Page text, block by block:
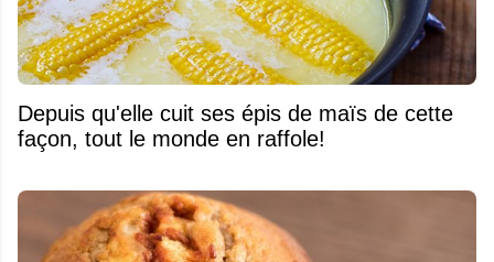
Depuis qu'elle cuit ses épis de maïs de cette
façon, tout le monde en raffole!